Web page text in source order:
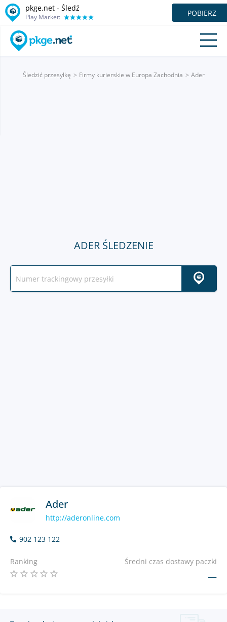
pkge.net - Śledź
Play Market: POBIERZ
Śledzić przesyłkę Firmy kurierskie w Europa Zachodnia Ader
ADER ŚLEDZENIE
Ader
http://aderonline.com
902 123 122
Ranking Średni czas dostawy paczki
—